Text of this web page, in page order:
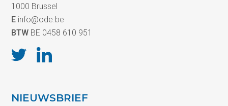
1000 Brussel
E info@ode.be
BTW BE 0458 610 951
NIEUWSBRIEF